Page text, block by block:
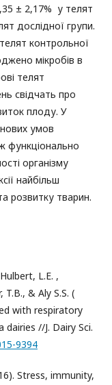
± 2,17% у телят
дослідної групи.
контрольної
мікробів в
телят
свідчать про
плоду. У
умов
функціонально
організму
найбільш
розвитку тварин.
L.E. ,
T.B., & Aly S.S. (
with respiratory
//J. Dairy Sci.
9394
Stress, immunity,